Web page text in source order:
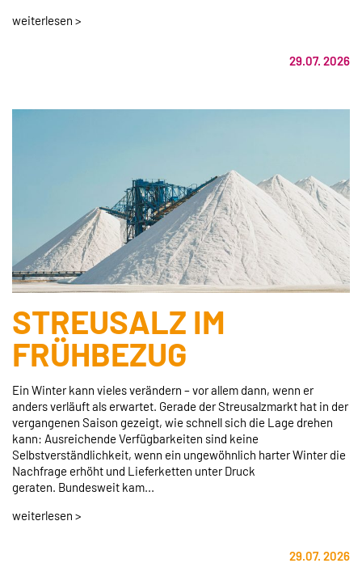
weiterlesen >
29.07. 2026
STREUSALZ IM
FRÜHBEZUG
Ein Winter kann vieles verändern – vor allem dann, wenn er
anders verläuft als erwartet. Gerade der Streusalzmarkt hat in der
vergangenen Saison gezeigt, wie schnell sich die Lage drehen
kann: Ausreichende Verfügbarkeiten sind keine
Selbstverständlichkeit, wenn ein ungewöhnlich harter Winter die
Nachfrage erhöht und Lieferketten unter Druck
geraten. Bundesweit kam...
weiterlesen >
29.07. 2026